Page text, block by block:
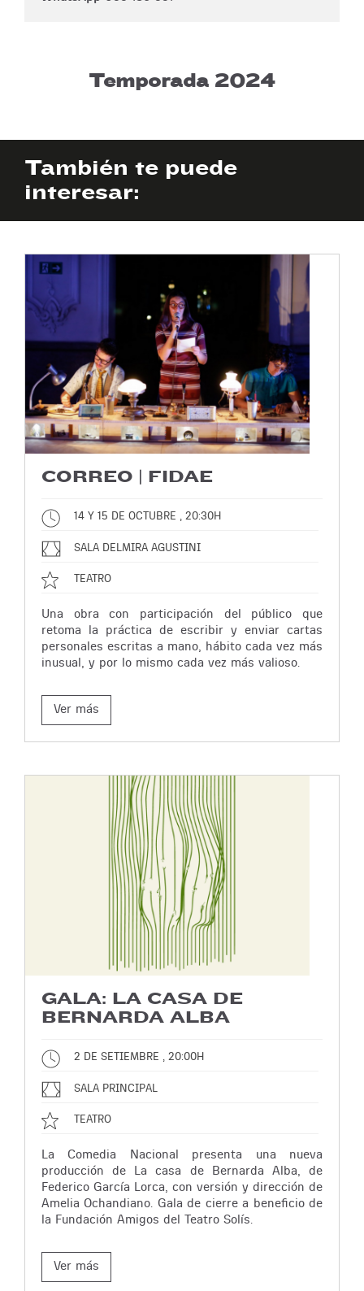
Temporada 2024
También te puede
interesar:
CORREO | FIDAE
14 Y 15 DE OCTUBRE , 20:30H
SALA DELMIRA AGUSTINI
TEATRO
Una obra con participación del público que
retoma la práctica de escribir y enviar cartas
personales escritas a mano, hábito cada vez más
inusual, y por lo mismo cada vez más valioso.
Ver más
GALA: LA CASA DE
BERNARDA ALBA
2 DE SETIEMBRE , 20:00H
SALA PRINCIPAL
TEATRO
La Comedia Nacional presenta una nueva
producción de La casa de Bernarda Alba, de
Federico García Lorca, con versión y dirección de
Amelia Ochandiano. Gala de cierre a beneficio de
la Fundación Amigos del Teatro Solís.
Ver más